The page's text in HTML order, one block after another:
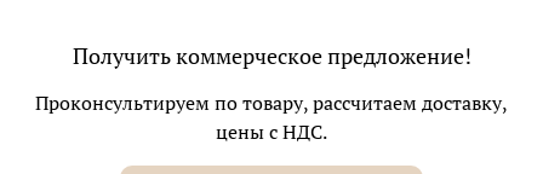
Получить коммерческое предложение!
Проконсультируем по товару, рассчитаем доставку,
цены с НДС.